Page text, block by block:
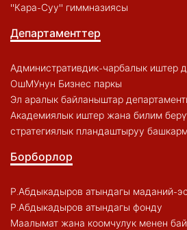
"Кара-Суу" гиммназиясы
Департаменттер
Административдик-чарбалык иштер
ОшМУнун Бизнес паркы
Эл аралык байланыштар
Академиялык иштер жана билим
стратегиялык пландаштыруу
Борборлор
Р.Абдыкадыров атындагы маданий-
Р.Абдыкадыров атындагы фонду
Маалымат жана коомчулук менен